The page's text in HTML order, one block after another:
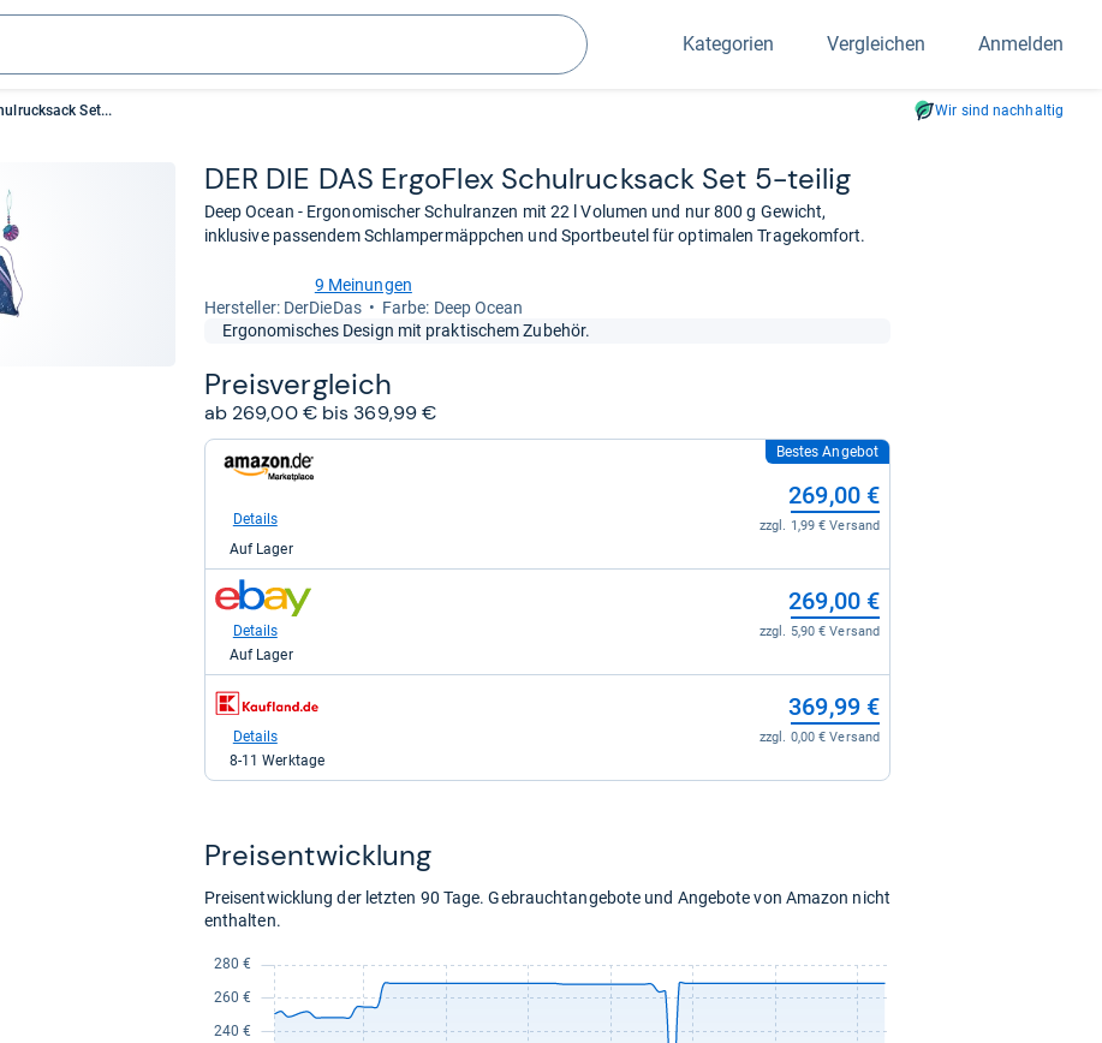
Suchen
Kategorien Vergleichen Anmelden
Set... Wir sind nachhaltig
DER DIE DAS ErgoFlex Schul­ruck­sack Set 5-​tei­lig
Deep Ocean - Ergonomischer Schulranzen mit 22 l Volumen und nur 800 g Gewicht,
inklusive passendem Schlampermäppchen und Sportbeutel für optimalen Tragekomfort.
von
9 Meinungen
Her­stel­ler: DerDieDas
Farbe: Deep Ocean
Ergonomisches Design mit praktischem Zubehör.
Preis­ver­gleich
ab 269,00 € bis 369,99 €
zum
Shop:
Amazon.de
269,00
kaufen.
Bestes Angebot
269,00 €
zzgl. 1,99 € Versand
Details
Auf Lager
zum
Shop:
für
kaufen.
269,00 €
zzgl. 5,90 € Versand
Details
Auf Lager
zum
Shop:
für
369,99 €
zzgl. 0,00 € Versand
Details
8-11 Werktage
Preis­ent­wick­lung
Preisentwicklung der letzten 90 Tage. Gebrauchtangebote und Angebote von Amazon nicht
enthalten.